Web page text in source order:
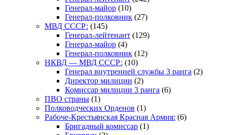
Генерал-майор (10)
Генерал-полковник (27)
МВД СССР: (145)
Генерал-лейтенант (129)
Генерал-майор (4)
Генерал-полковник (12)
НКВД — МВД СССР: (10)
Генерал внутренней службы 3 ранга (2)
Директор милиции (2)
Комиссар милиции 3 ранга (6)
ПВО страны (1)
Полководческих Орденов (1)
Рабоче-Крестьянская Красная Армия: (6)
Бригадный комиссар (1)